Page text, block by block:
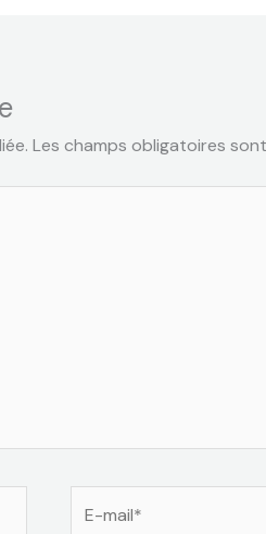
Les champs obligatoires